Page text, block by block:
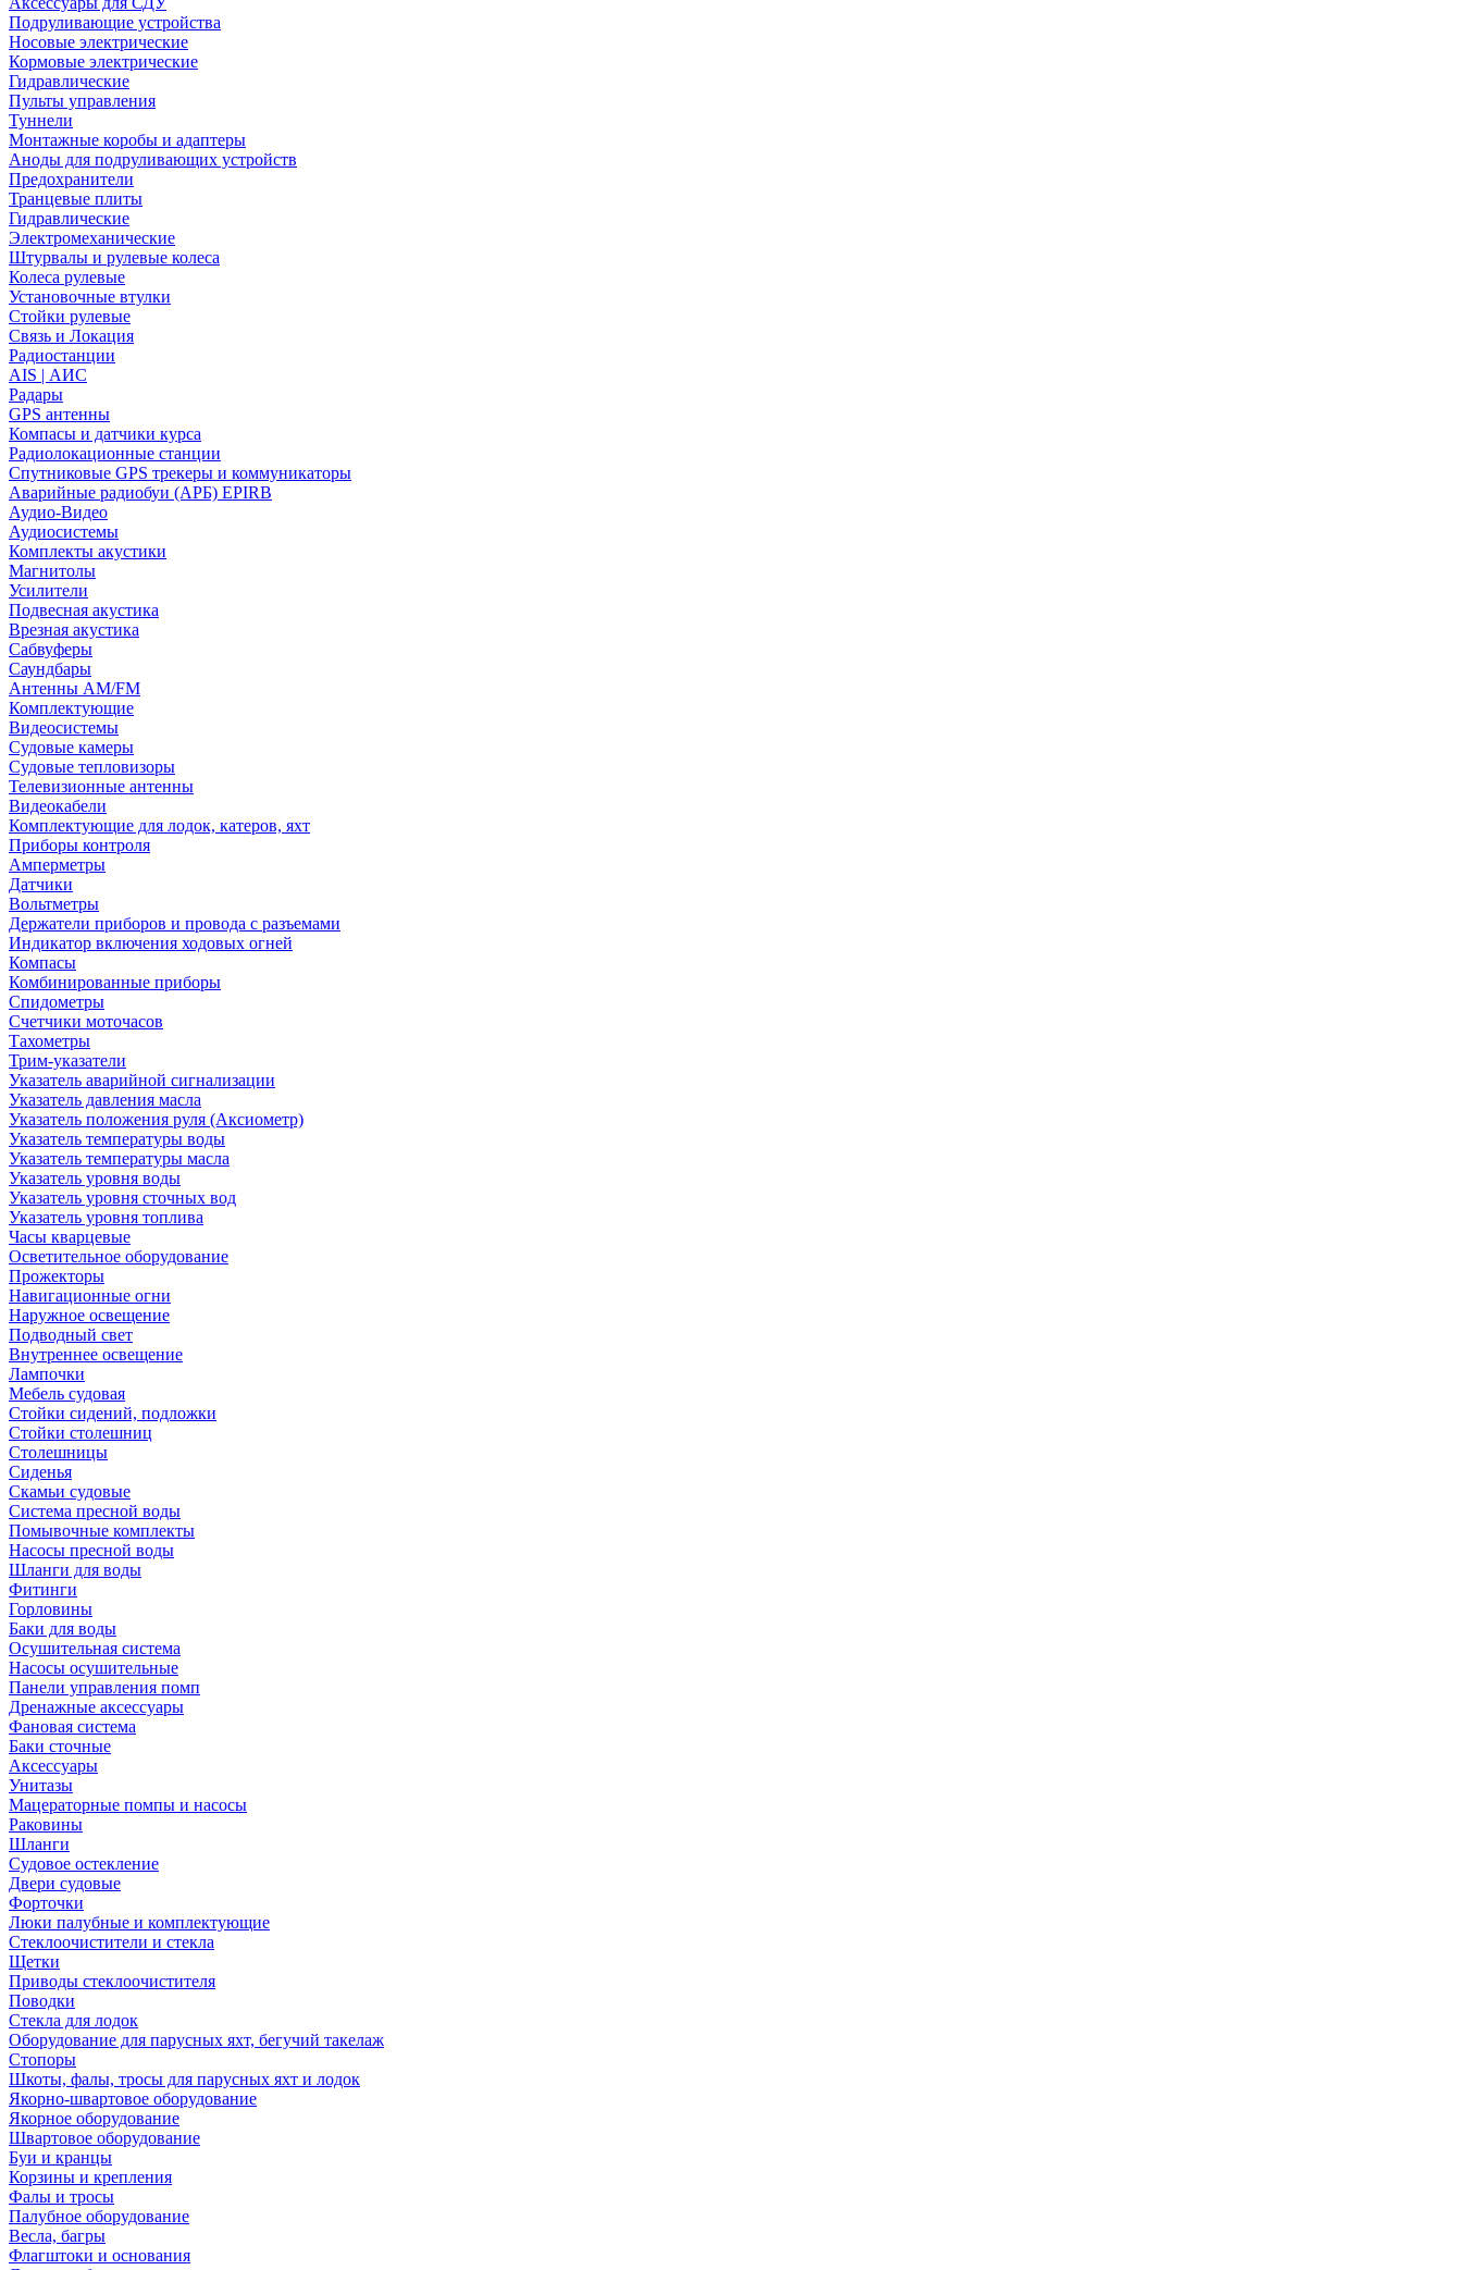
Подруливающие устройства
Носовые электрические
Кормовые электрические
Гидравлические
Пульты управления
Туннели
Монтажные коробы и адаптеры
Аноды для подруливающих устройств
Предохранители
Транцевые плиты
Гидравлические
Электромеханические
Штурвалы и рулевые колеса
Колеса рулевые
Установочные втулки
Стойки рулевые
Связь и Локация
Радиостанции
AIS | АИС
Радары
GPS антенны
Компасы и датчики курса
Радиолокационные станции
Спутниковые GPS трекеры и коммуникаторы
Аварийные радиобуи (АРБ) EPIRB
Аудио-Видео
Аудиосистемы
Комплекты акустики
Магнитолы
Усилители
Подвесная акустика
Врезная акустика
Сабвуферы
Саундбары
Антенны AM/FM
Комплектующие
Видеосистемы
Судовые камеры
Cудовые тепловизоры
Телевизионные антенны
Видеокабели
Комплектующие для лодок, катеров, яхт
Приборы контроля
Амперметры
Датчики
Вольтметры
Держатели приборов и провода с разъемами
Индикатор включения ходовых огней
Компасы
Комбинированные приборы
Спидометры
Счетчики моточасов
Тахометры
Трим-указатели
Указатель аварийной сигнализации
Указатель давления масла
Указатель положения руля (Аксиометр)
Указатель температуры воды
Указатель температуры масла
Указатель уровня воды
Указатель уровня сточных вод
Указатель уровня топлива
Часы кварцевые
Осветительное оборудование
Прожекторы
Навигационные огни
Наружное освещение
Подводный свет
Внутреннее освещение
Лампочки
Мебель судовая
Стойки сидений, подложки
Стойки столешниц
Столешницы
Сиденья
Скамьи судовые
Система пресной воды
Помывочные комплекты
Насосы пресной воды
Шланги для воды
Фитинги
Горловины
Баки для воды
Осушительная система
Насосы осушительные
Панели управления помп
Дренажные аксессуары
Фановая система
Баки сточные
Аксессуары
Унитазы
Мацераторные помпы и насосы
Раковины
Шланги
Судовое остекление
Двери судовые
Форточки
Люки палубные и комплектующие
Стеклоочистители и стекла
Щетки
Приводы стеклоочистителя
Поводки
Стекла для лодок
Оборудование для парусных яхт, бегучий такелаж
Стопоры
Шкоты, фалы, тросы для парусных яхт и лодок
Якорно-швартовое оборудование
Якорное оборудование
Швартовое оборудование
Буи и кранцы
Корзины и крепления
Фалы и тросы
Палубное оборудование
Весла, багры
Флагштоки и основания